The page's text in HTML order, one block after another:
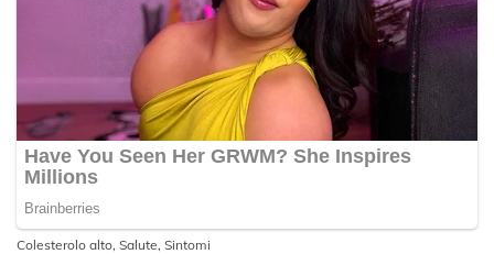
Colesterolo alto, Salute, Sintomi